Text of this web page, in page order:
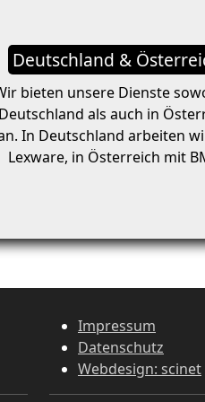
Deutschland &
bieten unsere Dienste
Deutschland als auch in
In Deutschland arbeiten
Lexware, in Österreich mit
Impressum
Datenschutz
Webdesign: scinet